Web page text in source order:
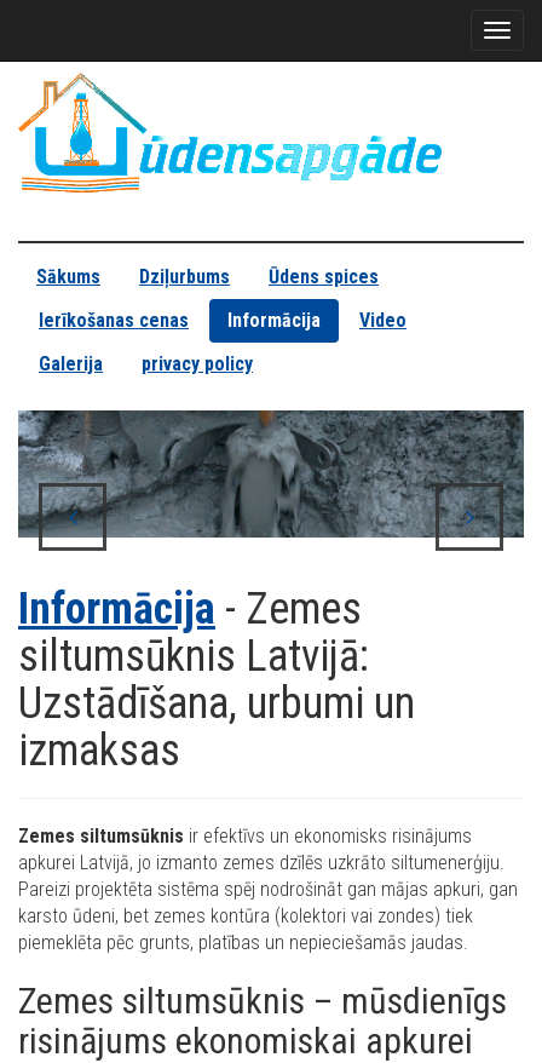
Sākums Dziļurbums
Ūdens spices
Ierīkošanas cenas
Informācija
Video
Galerija
privacy policy
Informācija - Zemes
siltumsūknis Latvijā:
Uzstādīšana, urbumi un
izmaksas
Zemes siltumsūknis ir efektīvs un ekonomisks risinājums
apkurei Latvijā, jo izmanto zemes dzīlēs uzkrāto siltumenerģiju.
Pareizi projektēta sistēma spēj nodrošināt gan mājas apkuri, gan
karsto ūdeni, bet zemes kontūra (kolektori vai zondes) tiek
piemeklēta pēc grunts, platības un nepieciešamās jaudas.
Zemes siltumsūknis – mūsdienīgs
risinājums ekonomiskai apkurei